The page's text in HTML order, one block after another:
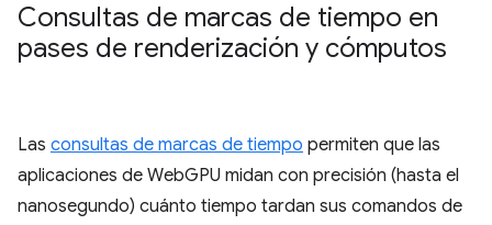
Consultas de marcas de tiempo en
pases de renderización y cómputos
Las consultas de marcas de tiempo permiten que las
aplicaciones de WebGPU midan con precisión (hasta el
nanosegundo) cuánto tiempo tardan sus comandos de